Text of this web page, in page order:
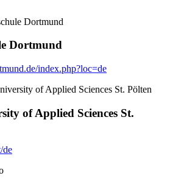
Dortmund
index.php?loc=de
of Applied Sciences St.
de